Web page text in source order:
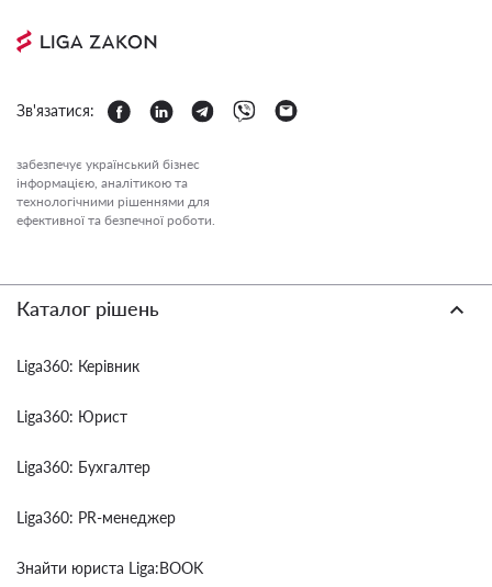
Зв'язатися:
забезпечує український бізнес
інформацією, аналітикою та
технологічними рішеннями для
ефективної та безпечної роботи.
Каталог рішень
Liga360: Керівник
Liga360: Юрист
Liga360: Бухгалтер
Liga360: PR-менеджер
Знайти юриста Liga:BOOK